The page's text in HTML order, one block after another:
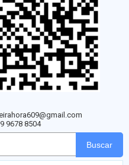
9678 8504
Buscar